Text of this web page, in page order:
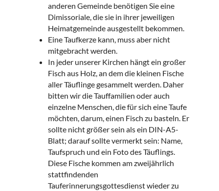
anderen Gemeinde benötigen Sie eine
Dimissoriale, die sie in ihrer jeweiligen
Heimatgemeinde ausgestellt bekommen.
Eine Taufkerze kann, muss aber nicht
mitgebracht werden.
In jeder unserer Kirchen hängt ein großer
Fisch aus Holz, an dem die kleinen Fische
aller Täuflinge gesammelt werden. Daher
bitten wir die Tauffamilien oder auch
einzelne Menschen, die für sich eine Taufe
möchten, darum, einen Fisch zu basteln. Er
sollte nicht größer sein als ein DIN-A5-
Blatt; darauf sollte vermerkt sein: Name,
Taufspruch und ein Foto des Täuflings.
Diese Fische kommen am zweijährlich
stattfindenden
Tauferinnerungsgottesdienst wieder zu